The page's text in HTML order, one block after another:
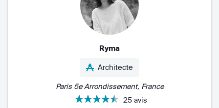
Ryma
Architecte
Paris 5e Arrondissement, France
25 avis